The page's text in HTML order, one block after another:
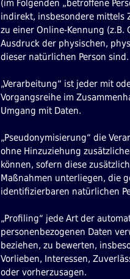
(im Folgenden „betroffene
indirekt, insbesondere mittels
zu einer Online-Kennung
Ausdruck der physischen,
dieser natürlichen Person sind.
„Verarbeitung“ ist jeder mit
Vorgangsreihe im
Umgang mit Daten.
„Pseudonymisierung“ die
ohne Hinzuziehung
können, sofern diese
Maßnahmen unterliegen, die
identifizierbaren natürlichen
„Profiling“ jede Art der
personenbezogenen Daten
beziehen, zu bewerten,
Vorlieben, Interessen,
oder vorherzusagen.